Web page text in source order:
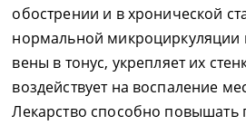
обострении и в хронической
нормальной микроциркуляции
вены в тонус, укрепляет их
воздействует на воспаление
Лекарство способно повышать